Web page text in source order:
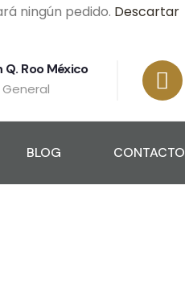
ningún pedido. Descartar
Q. Roo México
BLOG CONTACTO